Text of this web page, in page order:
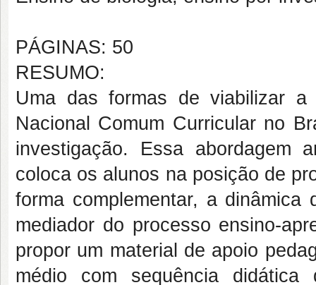
PÁGINAS: 50
RESUMO:
Uma das formas de viabilizar a
Nacional Comum Curricular no
investigação. Essa abordagem
coloca os alunos na posição de
forma complementar, a
mediador do processo ensino-
propor um material de apoio
médio com sequência